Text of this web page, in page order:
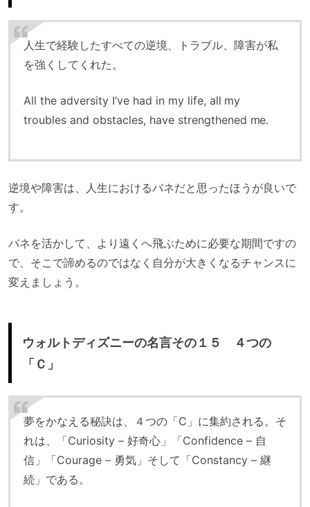
人生で経験したすべての逆境、トラブル、障害が私
を強くしてくれた。
All the adversity I’ve had in my life, all my
troubles and obstacles, have strengthened me.
逆境や障害は、人生におけるバネだと思ったほうが良いで
す。
バネを活かして、より遠くへ飛ぶために必要な期間ですの
で、そこで諦めるのではなく自分が大きくなるチャンスに
変えましょう。
ウォルトディズニーの名言その１５ ４つの
「Ｃ」
夢をかなえる秘訣は、４つの「C」に集約される。そ
れは、「Curiosity – 好奇心」「Confidence – 自
信」「Courage – 勇気」そして「Constancy – 継
続」である。